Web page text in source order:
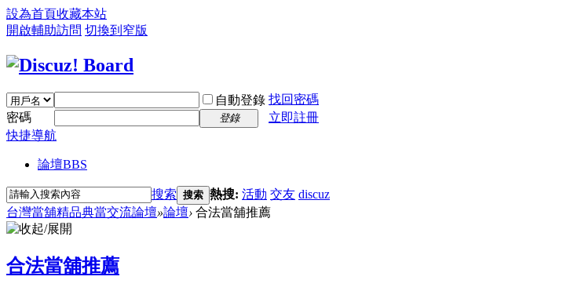
設為首頁收藏本站
開啟輔助訪問 切換到窄版
自動登錄 找回密碼
密碼
登錄
立即註冊
快捷導航
論壇BBS
搜索 搜索 熱搜: 活動 交友 discuz
台灣當舖精品典當交流論壇»論壇› 合法當舖推薦
合法當舖推薦